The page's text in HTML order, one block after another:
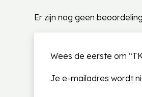
Er zijn nog geen
Wees de eerste om
Je e-mailadres wordt